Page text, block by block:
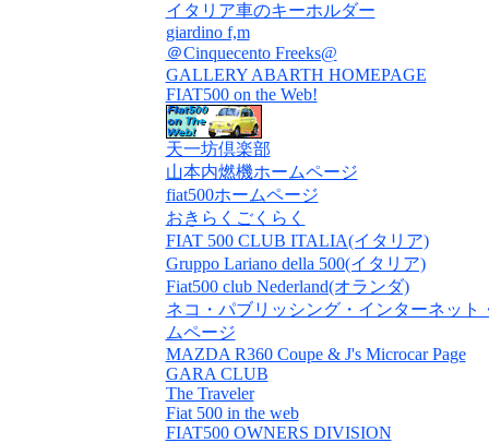
イタリア車のキーホルダー
giardino f,m
＠Cinquecento Freeks@
GALLERY ABARTH HOMEPAGE
FIAT500 on the Web!
天一坊倶楽部
山本内燃機ホームページ
fiat500ホームページ
おきらくごくらく
FIAT 500 CLUB ITALIA(イタリア)
Gruppo Lariano della 500(イタリア)
Fiat500 club Nederland(オランダ)
ネコ・パブリッシング・インターネット
ムページ
MAZDA R360 Coupe & J's Microcar Page
GARA CLUB
The Traveler
Fiat 500 in the web
FIAT500 OWNERS DIVISION